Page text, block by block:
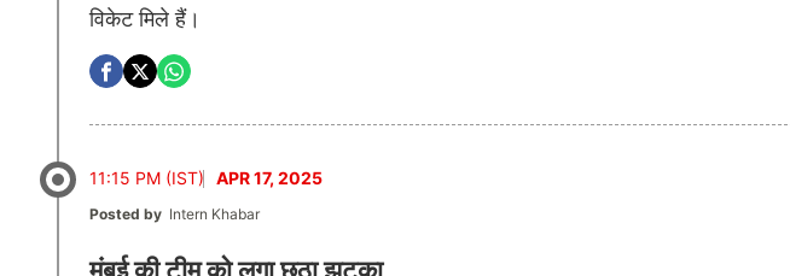
विकेट मिले हैं।
11:15 PM (IST) APR 17, 2025
Posted by Intern Khabar